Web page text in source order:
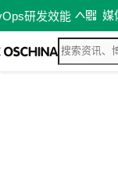
研发效能 媒